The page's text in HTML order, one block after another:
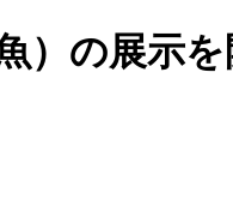
の展示を